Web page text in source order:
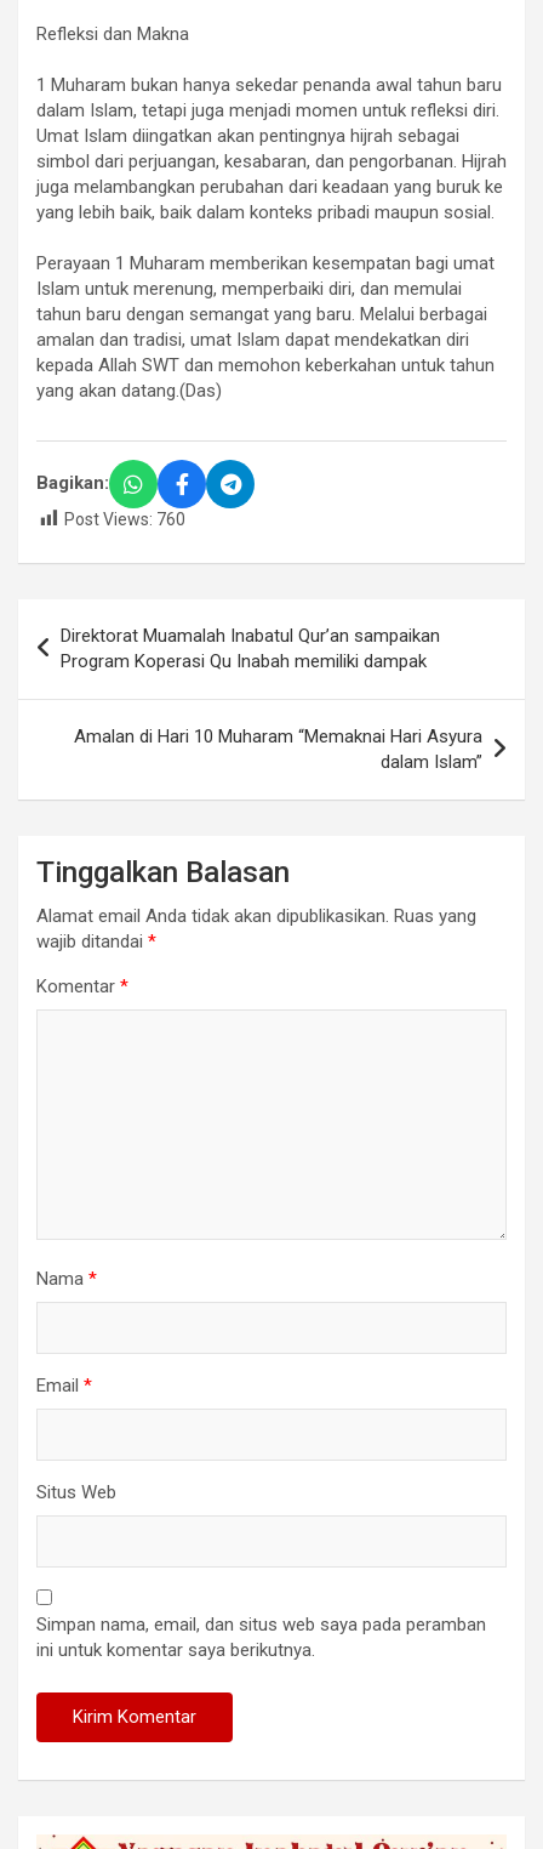
Refleksi dan Makna
1 Muharam bukan hanya sekedar penanda awal tahun baru
dalam Islam, tetapi juga menjadi momen untuk refleksi diri.
Umat Islam diingatkan akan pentingnya hijrah sebagai
simbol dari perjuangan, kesabaran, dan pengorbanan. Hijrah
juga melambangkan perubahan dari keadaan yang buruk ke
yang lebih baik, baik dalam konteks pribadi maupun sosial.
Perayaan 1 Muharam memberikan kesempatan bagi umat
Islam untuk merenung, memperbaiki diri, dan memulai
tahun baru dengan semangat yang baru. Melalui berbagai
amalan dan tradisi, umat Islam dapat mendekatkan diri
kepada Allah SWT dan memohon keberkahan untuk tahun
yang akan datang.(Das)
Bagikan:
Post Views: 760
pos
Direktorat Muamalah Inabatul Qur’an sampaikan
Program Koperasi Qu Inabah memiliki dampak
Amalan di Hari 10 Muharam “Memaknai Hari Asyura
dalam Islam”
Tinggalkan Balasan
Alamat email Anda tidak akan dipublikasikan. Ruas yang
wajib ditandai *
Komentar *
Nama *
Email *
Situs Web
Simpan nama, email, dan situs web saya pada peramban
ini untuk komentar saya berikutnya.